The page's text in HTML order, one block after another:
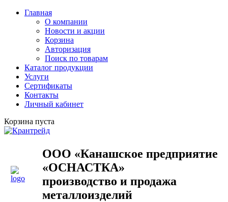
Главная
О компании
Новости и акции
Корзина
Авторизация
Поиск по товарам
Каталог продукции
Услуги
Сертификаты
Контакты
Личный кабинет
Корзина пуста
ООО «Канашское предприятие
«ОСНАСТКА»
производство и продажа
металлоизделий